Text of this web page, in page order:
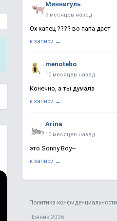
Миннигуль
9 месяцев назад
Ох капец ???? во папа дает
к записи →
menotebo
10 месяцев назад
Конечно, а ты думала
к записи →
Arina
10 месяцев назад
это Sonny Boy~
к записи →
Политика конфиденциальности
Пряник 2026